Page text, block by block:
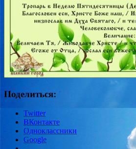
Поделиться:
Twitter
ВКонтакте
Одноклассники
Google